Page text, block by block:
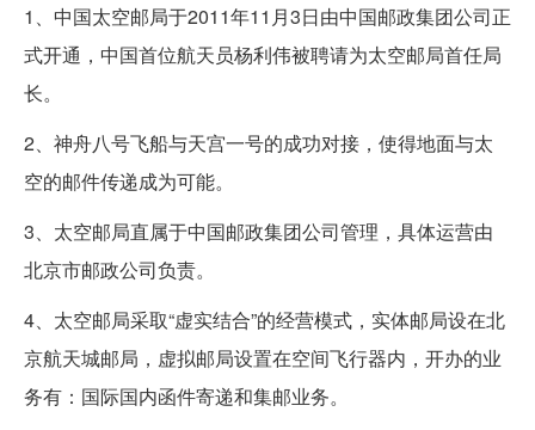
1、中国太空邮局于2011年11月3日由中国邮政集团公司正
式开通，中国首位航天员杨利伟被聘请为太空邮局首任局
长。
2、神舟八号飞船与天宫一号的成功对接，使得地面与太
空的邮件传递成为可能。
3、太空邮局直属于中国邮政集团公司管理，具体运营由
北京市邮政公司负责。
4、太空邮局采取“虚实结合”的经营模式，实体邮局设在北
京航天城邮局，虚拟邮局设置在空间飞行器内，开办的业
务有：国际国内函件寄递和集邮业务。